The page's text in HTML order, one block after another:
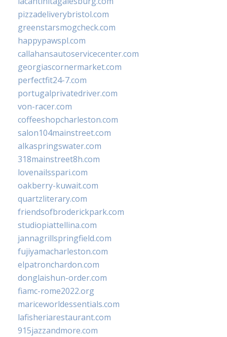
pizzadeliverybristol.com
greenstarsmogcheck.com
happypawspl.com
callahansautoservicecenter.com
georgiascornermarket.com
perfectfit24-7.com
portugalprivatedriver.com
von-racer.com
coffeeshopcharleston.com
salon104mainstreet.com
alkaspringswater.com
318mainstreet8h.com
lovenailsspari.com
oakberry-kuwait.com
quartzliterary.com
friendsofbroderickpark.com
studiopiattellina.com
jannagrillspringfield.com
fujiyamacharleston.com
elpatronchardon.com
donglaishun-order.com
fiamc-rome2022.org
mariceworldessentials.com
lafisheriarestaurant.com
915jazzandmore.com